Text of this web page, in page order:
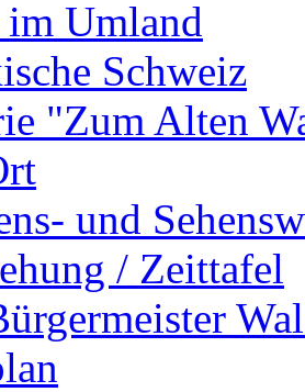
Umland
Schweiz
"Zum Alten
und
/ Zeittafel